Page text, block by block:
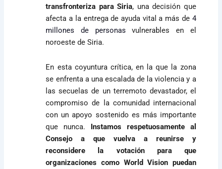
transfronteriza para Siria, una decisión que
afecta a la entrega de ayuda vital a más de 4
millones de personas vulnerables en el
noroeste de Siria.
En esta coyuntura crítica, en la que la zona
se enfrenta a una escalada de la violencia y a
las secuelas de un terremoto devastador, el
compromiso de la comunidad internacional
con un apoyo sostenido es más importante
que nunca. Instamos respetuosamente al
Consejo a que vuelva a reunirse y
reconsidere la votación para que
organizaciones como World Vision puedan